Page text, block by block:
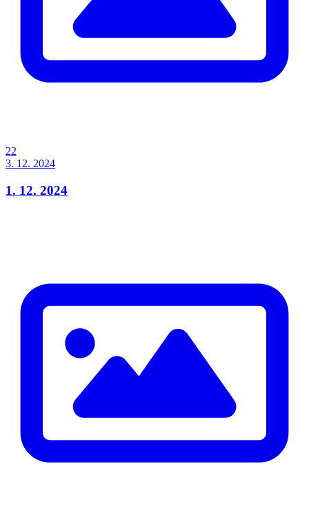
22
3. 12. 2024
1. 12. 2024